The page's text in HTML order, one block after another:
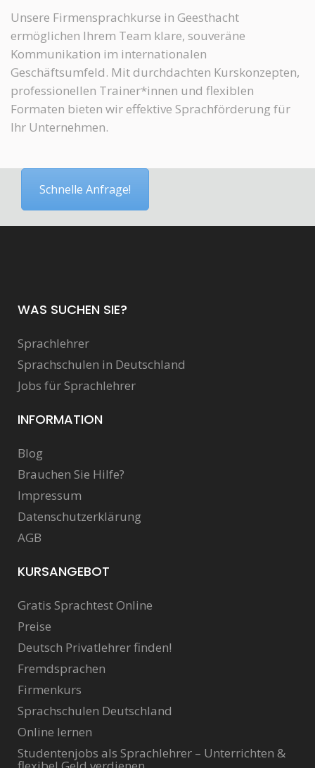
Unsere Firmensprachkurse in Geesthacht
ermöglichen Ihrem Team klare, souveräne
Kommunikation im internationalen
Geschäftsumfeld. Mit durchdachten Kurskonzepten,
professionellen Trainer*innen und flexiblen
Formaten bieten wir effektive Sprachförderung für
Ihr Unternehmen.
Schnelle Anfrage!
WAS SUCHEN SIE?
Sprachlehrer
Sprachschulen in Deutschland
Jobs für Sprachlehrer
INFORMATION
Blog
Brauchen Sie Hilfe?
Impressum
Datenschutzerklärung
AGB
KURSANGEBOT
Gratis Sprachtest Online
Preise
Deutsch Privatlehrer finden!
Fremdsprachen
Firmenkurs
Sprachschulen Deutschland
Online lernen
Studentenjobs als Sprachlehrer – Unterrichten &